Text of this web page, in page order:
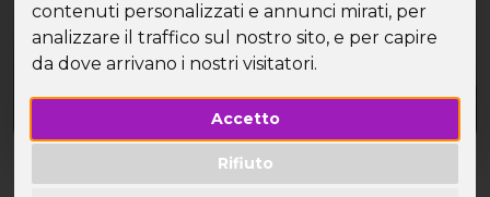
contenuti personalizzati e annunci mirati, per
analizzare il traffico sul nostro sito, e per capire
da dove arrivano i nostri visitatori.
Accetto
Rifiuto